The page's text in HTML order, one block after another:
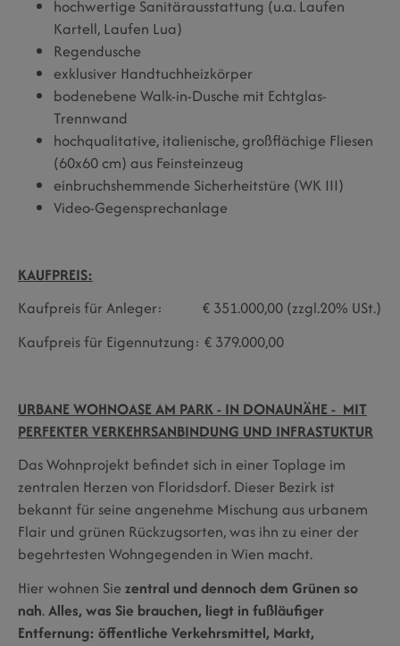
hochwertige Sanitärausstattung (u.a. Laufen
Kartell, Laufen Lua)
Regendusche
exklusiver Handtuchheizkörper
bodenebene Walk-in-Dusche mit Echtglas-
Trennwand
hochqualitative, italienische, großflächige Fliesen
(60x60 cm) aus Feinsteinzeug
einbruchshemmende Sicherheitstüre (WK III)
Video-Gegensprechanlage
KAUFPREIS:
Kaufpreis für Anleger: € 351.000,00 (zzgl.20% USt.)
Kaufpreis für Eigennutzung: € 379.000,00
URBANE WOHNOASE AM PARK - IN DONAUNÄHE - MIT
PERFEKTER VERKEHRSANBINDUNG UND INFRASTUKTUR
Das Wohnprojekt befindet sich in einer Toplage im
zentralen Herzen von Floridsdorf. Dieser Bezirk ist
bekannt für seine angenehme Mischung aus urbanem
Flair und grünen Rückzugsorten, was ihn zu einer der
begehrtesten Wohngegenden in Wien macht.
Hier wohnen Sie zentral und dennoch dem Grünen so
nah.Alles, was Sie brauchen, liegt in fußläufiger
Entfernung: öffentliche Verkehrsmittel, Markt,